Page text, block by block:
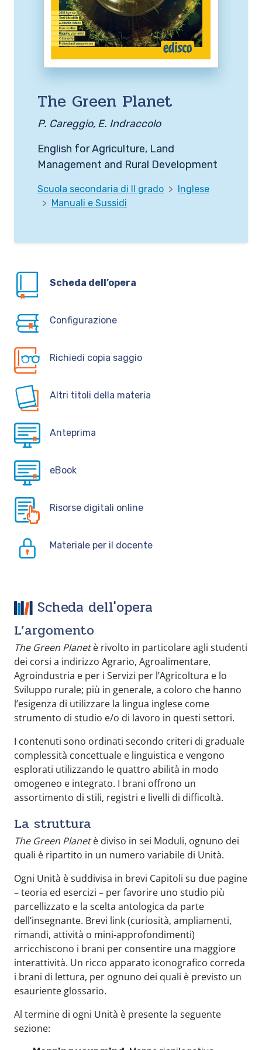
The Green Planet
P. Careggio, E. Indraccolo
English for Agriculture, Land
Management and Rural Development
Scuola secondaria di II grado
Inglese
Manuali e Sussidi
Scheda dell’opera
Configurazione
Richiedi copia saggio
Altri titoli della materia
Anteprima
eBook
Risorse digitali online
Materiale per il docente
Scheda dell'opera
L’argomento
The Green Planetè rivolto in particolare agli studenti
dei corsi a indirizzo Agrario, Agroalimentare,
Agroindustria e per i Servizi per l’Agricoltura e lo
Sviluppo rurale; più in generale, a coloro che hanno
l’esigenza di utilizzare la lingua inglese come
strumento di studio e/o di lavoro in questi settori.
I contenuti sono ordinati secondo criteri di graduale
complessità concettuale e linguistica e vengono
esplorati utilizzando le quattro abilità in modo
omogeneo e integrato. I brani offrono un
assortimento di stili, registri e livelli di difficoltà.
La struttura
The Green Planetè diviso in sei Moduli, ognuno dei
quali è ripartito in un numero variabile di Unità.
Ogni Unità è suddivisa in brevi Capitoli su due pagine
– teoria ed esercizi – per favorire uno studio più
parcellizzato e la scelta antologica da parte
dell’insegnante. Brevi link (curiosità, ampliamenti,
rimandi, attività o mini-approfondimenti)
arricchiscono i brani per consentire una maggiore
interattività. Un ricco apparato iconografico correda
i brani di lettura, per ognuno dei quali è previsto un
esauriente glossario.
Al termine di ogni Unità è presente la seguente
sezione: